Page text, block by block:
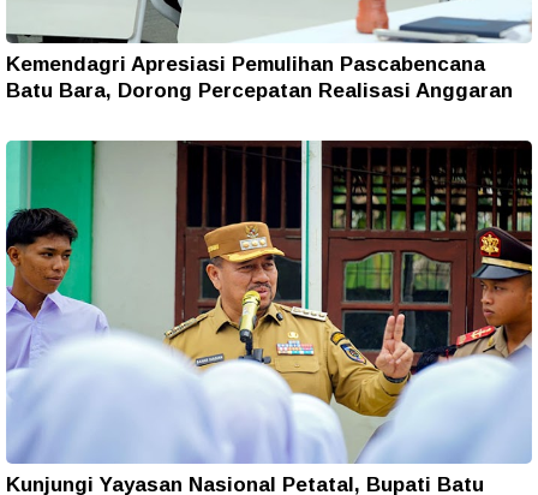
Kemendagri Apresiasi Pemulihan Pascabencana
Batu Bara, Dorong Percepatan Realisasi Anggaran
Kunjungi Yayasan Nasional Petatal, Bupati Batu